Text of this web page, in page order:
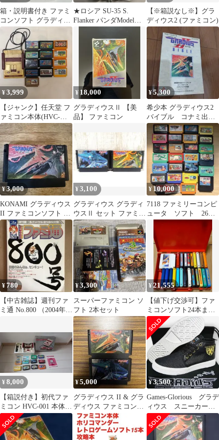
箱・説明書付き ファミ
コンソフト グラディウ
スⅡ コナミ
★ロシア SU-35 S.
Flanker パンダModel
【※箱説なし※】グラ
ディウス2 (ファミコン)
¥3,999
【ジャンク】任天堂 フ
ァミコン本体(HVC-
001)＋ソフト13本まと
め売り
¥ 18,000
グラディウスⅡ 【美
品】 ファミコン
¥5,300
希少本 グラディウス2
バイブル コナミ出
版 ファミコン レト
ロゲーム
¥3,000
KONAMI グラディウス
II ファミコンソフト 本
体
¥3,100
グラディウス グラディ
ウスⅡ セット ファミコ
ン FC ニンテンドー コ
ナミ
¥ 10,000
7118 ファミリーコンピ
ュータ ソフト 26本
セット まとめ売り
ファミコン
¥780
【中古雑誌】週刊ファ
ミ通 No.800 （2004年
¥3,300
スーパーファミコン ソ
フト 2本セット
¥ 21,555
【値下げ交渉可】ファ
ミコンソフト24本まと
め売りケース付
¥8,000
【箱説付き】初代ファ
ミコン HVC-001 本体
＋ 人気ソフト11本セッ
ト
¥5,000
グラディウス II & グラ
ディウス ファミコンカ
セット
¥3,500
Games-Glorious グラデ
ィウス スニーカー S
サイズ